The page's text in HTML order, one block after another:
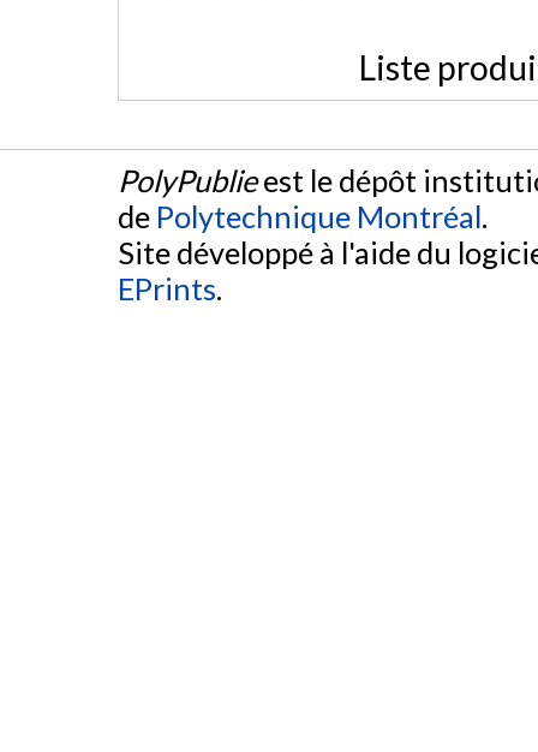
Liste
PolyPublieest le dépôt
de Polytechnique Montréal.
Site développé à l'aide du
EPrints.